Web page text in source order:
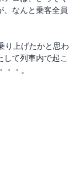
、なんと乗客全員
り上げたかと思わ
て列車内で起こ
・。